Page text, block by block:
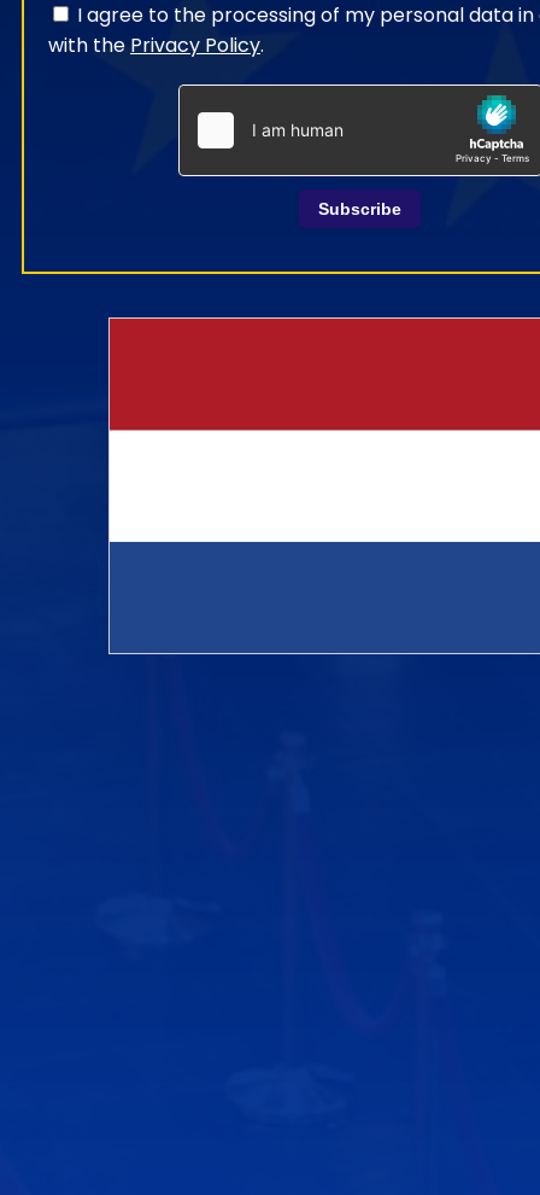
I agree to the processing of my personal data
with the Privacy Policy.
Subscribe